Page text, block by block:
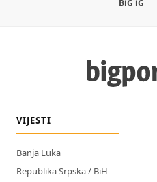
BiG iG
VIJESTI
Banja Luka
Republika Srpska / BiH